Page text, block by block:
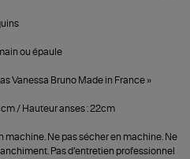
ou épaule
Vanessa Bruno Made in France »
/ Hauteur anses : 22cm
machine. Ne pas sécher en machine. Ne
Pas d’entretien professionnel